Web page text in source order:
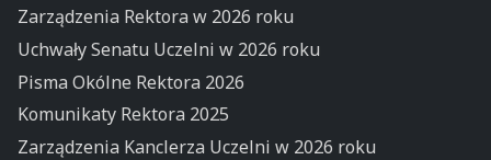
Zarządzenia Rektora w 2026 roku
Uchwały Senatu Uczelni w 2026 roku
Pisma Okólne Rektora 2026
Komunikaty Rektora 2025
Zarządzenia Kanclerza Uczelni w 2026 roku